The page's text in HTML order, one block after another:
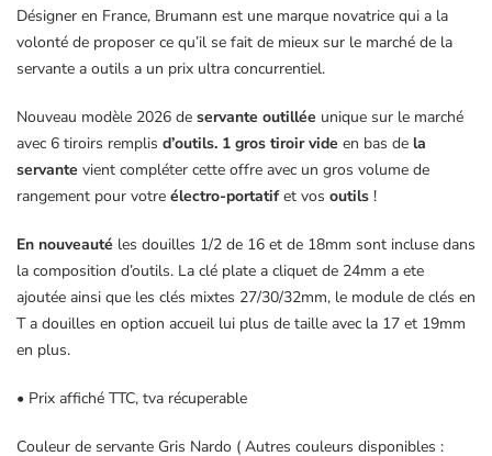
Désigner en France, Brumann est une marque novatrice qui a la
volonté de proposer ce qu’il se fait de mieux sur le marché de la
servante a outils a un prix ultra concurrentiel.
Nouveau modèle 2026 de servante outillée unique sur le marché
avec 6 tiroirs remplis d’outils. 1 gros tiroir vide en bas de la
servante vient compléter cette offre avec un gros volume de
rangement pour votre électro-portatifet vos outils !
En nouveauté les douilles 1/2 de 16 et de 18mm sont incluse dans
la composition d’outils. La clé plate a cliquet de 24mm a ete
ajoutée ainsi que les clés mixtes 27/30/32mm, le module de clés en
T a douilles en option accueil lui plus de taille avec la 17 et 19mm
en plus.
• Prix affiché TTC, tva récuperable
Couleur de servante Gris Nardo ( Autres couleurs disponibles :